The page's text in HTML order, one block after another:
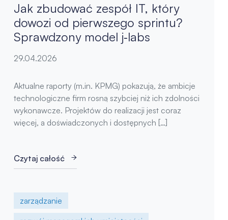
Jak zbudować zespół IT, który
dowozi od pierwszego sprintu?
Sprawdzony model j‑labs
29.04.2026
Aktualne raporty (m.in. KPMG) pokazują, że ambicje
technologiczne firm rosną szybciej niż ich zdolności
wykonawcze. Projektów do realizacji jest coraz
więcej, a doświadczonych i dostępnych […]
Czytaj całość
zarządzanie